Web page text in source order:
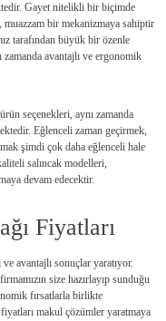
Gayet nitelikli bir biçimde
bir mekanizmaya sahiptir
tarafından büyük bir özenle
zamanda avantajlı ve ergonomik
seçenekleri, aynı zamanda
Eğlenceli zaman geçirmek,
şimdi çok daha eğlenceli hale
salıncak modelleri,
devam edecektir.
Fiyatları
avantajlı sonuçlar yaratıyor.
size hazırlayıp sunduğu
fırsatlarla birlikte
fiyatları makul çözümler yaratmaya